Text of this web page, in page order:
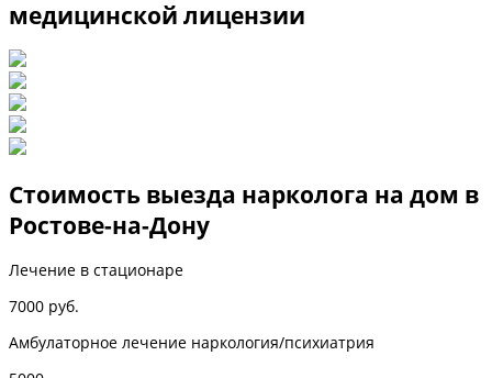
медицинской лицензии
Стоимость выезда нарколога на дом в
Ростове-на-Дону
Лечение в стационаре
7000 руб.
Амбулаторное лечение наркология/психиатрия